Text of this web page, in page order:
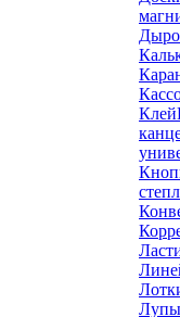
Клей
Лупы